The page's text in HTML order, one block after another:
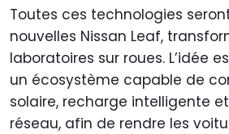
Toutes ces technologies
nouvelles Nissan Leaf,
laboratoires sur roues. L’idée
un écosystème capable de
solaire, recharge intelligente
réseau, afin de rendre les